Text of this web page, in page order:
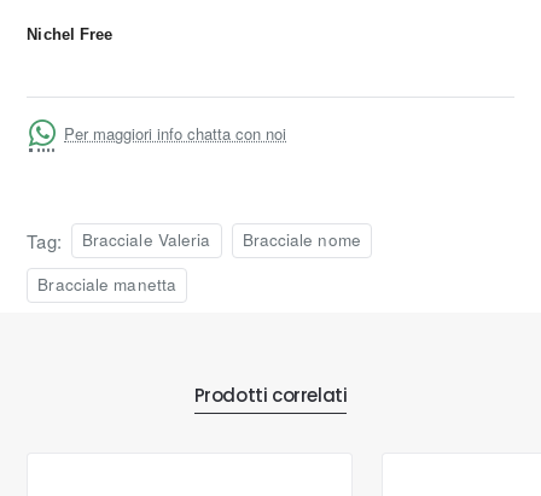
Nichel Free
Per maggiori info chatta con noi
Tag: Bracciale Valeria
Bracciale nome
Bracciale manetta
Prodotti correlati